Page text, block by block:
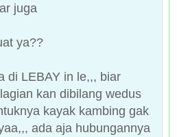
juga
ya??
di LEBAY in le,,, biar
kan dibilang wedus
kayak kambing gak
ada aja hubungannya